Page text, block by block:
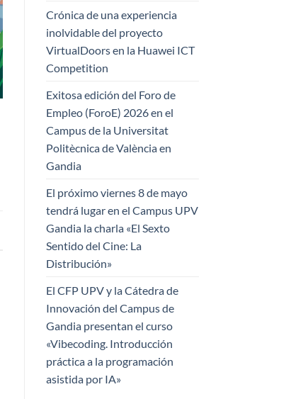
Crónica de una experiencia
inolvidable del proyecto
VirtualDoors en la Huawei ICT
Competition
Exitosa edición del Foro de
Empleo (ForoE) 2026 en el
Campus de la Universitat
Politècnica de València en
Gandia
El próximo viernes 8 de mayo
tendrá lugar en el Campus UPV
Gandia la charla «El Sexto
Sentido del Cine: La
Distribución»
El CFP UPV y la Cátedra de
Innovación del Campus de
Gandia presentan el curso
«Vibecoding. Introducción
práctica a la programación
asistida por IA»